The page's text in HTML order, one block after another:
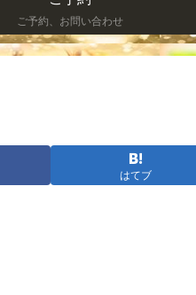
ご予約、お問い合わせ
はてブ